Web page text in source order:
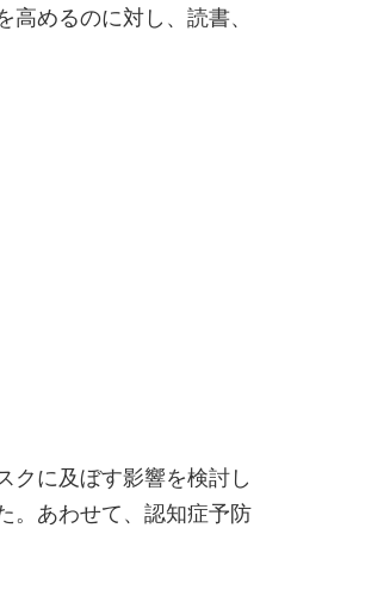
めるのに対し、読書、
クに及ぼす影響を検討し
。あわせて、認知症予防